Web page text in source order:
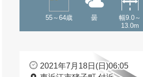
55～64歳 曇
幅9.0～
13.0m
2021年7月18日(日)06:05